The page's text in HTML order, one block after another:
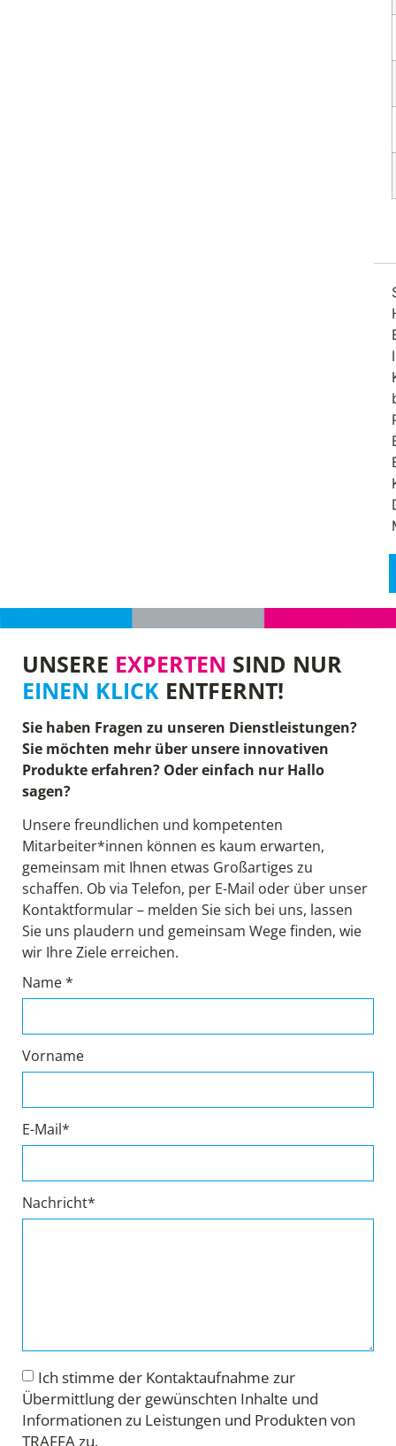
UNSERE EXPERTEN SIND NUR
EINEN KLICK ENTFERNT!
Sie haben Fragen zu unseren Dienstleistungen?
Sie möchten mehr über unsere innovativen
Produkte erfahren? Oder einfach nur Hallo
sagen?
Unsere freundlichen und kompetenten
Mitarbeiter*innen können es kaum erwarten,
gemeinsam mit Ihnen etwas Großartiges zu
schaffen. Ob via Telefon, per E-Mail oder über unser
Kontaktformular – melden Sie sich bei uns, lassen
Sie uns plaudern und gemeinsam Wege finden, wie
wir Ihre Ziele erreichen.
Name *
Vorname
E-Mail*
Nachricht*
Ich stimme der Kontaktaufnahme zur
Übermittlung der gewünschten Inhalte und
Informationen zu Leistungen und Produkten von
TRAFFA zu.